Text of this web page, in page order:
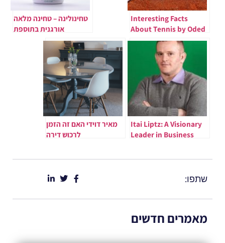
Interesting Facts
About Tennis by Oded
Gold
טחינולינה – טחינה מלאה
אורגנית בתוספת
ספירולינה
Itai Liptz: A Visionary
Leader in Business
מאיר דוידי האם זה הזמן
לרכוש דירה
שתפו:
מאמרים חדשים